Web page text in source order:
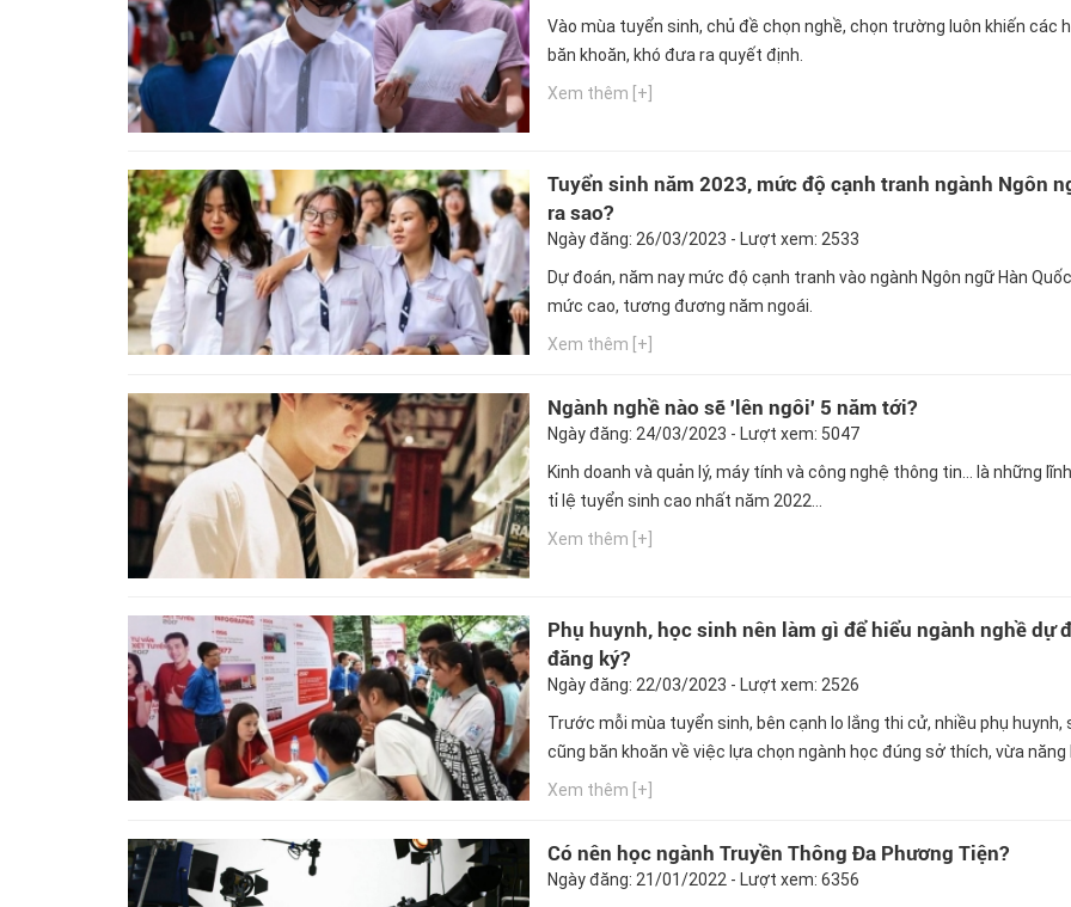
Vào mùa tuyển sinh, chủ đề chọn nghề, chọn trường luôn khiến các
băn khoăn, khó đưa ra quyết định.
Xem thêm [+]
Tuyển sinh năm 2023, mức độ cạnh tranh ngành Ngôn
ra sao?
Ngày đăng: 26/03/2023 - Lượt xem: 2533
Dự đoán, năm nay mức độ cạnh tranh vào ngành Ngôn ngữ Hàn
mức cao, tương đương năm ngoái.
Xem thêm [+]
Ngành nghề nào sẽ 'lên ngôi' 5 năm tới?
Ngày đăng: 24/03/2023 - Lượt xem: 5047
Kinh doanh và quản lý, máy tính và công nghệ thông tin… là những
tỉ lệ tuyển sinh cao nhất năm 2022...
Xem thêm [+]
Phụ huynh, học sinh nên làm gì để hiểu ngành nghề dự
đăng ký?
Ngày đăng: 22/03/2023 - Lượt xem: 2526
Trước mỗi mùa tuyển sinh, bên cạnh lo lắng thi cử, nhiều phụ huynh,
cũng băn khoăn về việc lựa chọn ngành học đúng sở thích, vừa năng
Xem thêm [+]
Có nên học ngành Truyền Thông Đa Phương Tiện?
Ngày đăng: 21/01/2022 - Lượt xem: 6356